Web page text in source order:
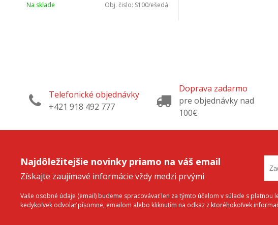
Na sklade Obj. čislo: S100/ešedá
Telefonické objednávky
+421 918 492 777
Doprava zadarmo
pre objednávky nad
100€
Najdôležitejšie novinky priamo na váš email
Získajte zaujímavé informácie vždy medzi prvými
Vaše osobné údaje (email) budeme spracovávať len za týmto účelom v súlade s
kedykoľvek odvolať písomne, emailom alebo kliknutím na odkaz z ktoréhokoľvek